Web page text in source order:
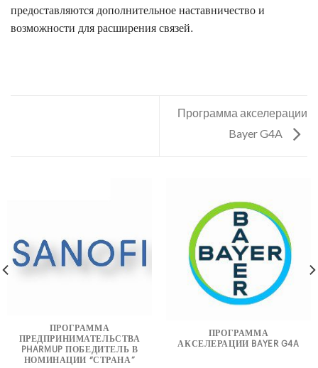
предоставляются дополнительное наставничество и
возможности для расширения связей.
Программа акселерации
Bayer G4A
ПРОГРАММА
ПРЕДПРИНИМАТЕЛЬСТВА
PHARMUP ПОБЕДИТЕЛЬ В
НОМИНАЦИИ “СТРАНА”
ПРОГРАММА
АКСЕЛЕРАЦИИ BAYER G4A